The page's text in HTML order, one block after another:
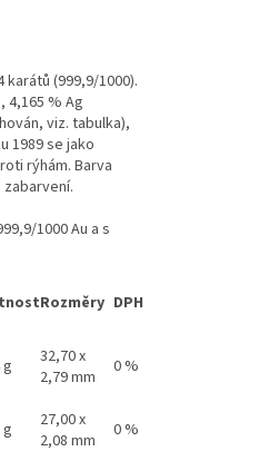
karátů (999,9/1000).
4,165 % Ag
viz. tabulka),
1989 se jako
rýhám. Barva
1000 Au a s
Rozměry DPH
32,70 x
2,79 mm
0 %
27,00 x
2,08 mm
0 %